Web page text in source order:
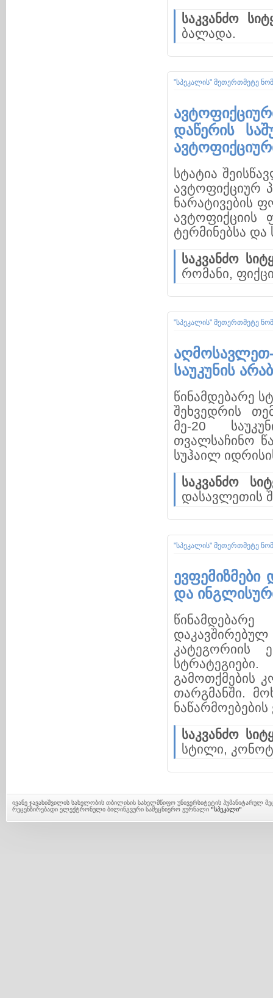
საკვანძო
ბალადა.
"სპეკალის" მეთერთმეტე
დაწერის
სტატია
ავტოფიქციურ
ნარატივების
ავტოფიქციის
ტერმინებსა და
საკვანძო
რომანი,
"სპეკალის" მეთერთმეტე
საუკუნის
წინამდებარე
შეხვედრის
მე-20
თვალსაჩინო
სუჰაილ
საკვანძო
დასავლეთის
"სპეკალის" მეთერთმეტე
და
კატეგორიის
გამოთქმების
თარგმანში.
საკვანძო
სტილი,
ივანე ჯავახიშვილის სახელობის თბილისის სახელმწიფო უნივერსიტეტის ჰუმანიტარულ
რეცენზირებადი ელექტრონული ბილინგვური სამეცნიერო ჟურნალი "სპეკალი"